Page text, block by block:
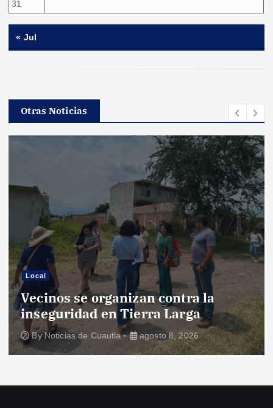
31
« Jul
Otras Noticias
Local
Vecinos se organizan contra la
inseguridad en Tierra Larga
ByNoticias de Cuautla agosto 8, 2026